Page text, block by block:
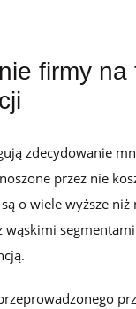
firmy na
zdecydowanie
przez nie
o wiele wyższe niż
wąskimi